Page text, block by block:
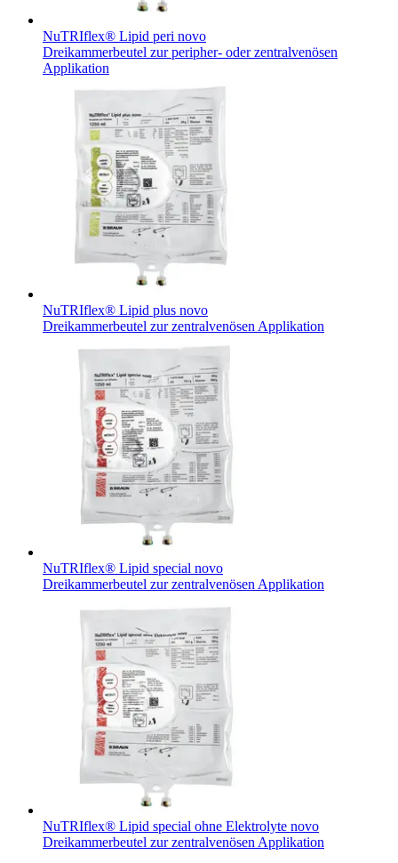
NuTRIflex® Lipid peri novo
Dreikammerbeutel zur peripher- oder zentralvenösen
Applikation
NuTRIflex® Lipid plus novo
Dreikammerbeutel zur zentralvenösen Applikation
NuTRIflex® Lipid special novo
Dreikammerbeutel zur zentralvenösen Applikation
NuTRIflex® Lipid special ohne Elektrolyte novo
Dreikammerbeutel zur zentralvenösen Applikation